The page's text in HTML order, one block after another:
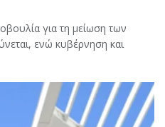
για τη μείωση των
ενώ κυβέρνηση και